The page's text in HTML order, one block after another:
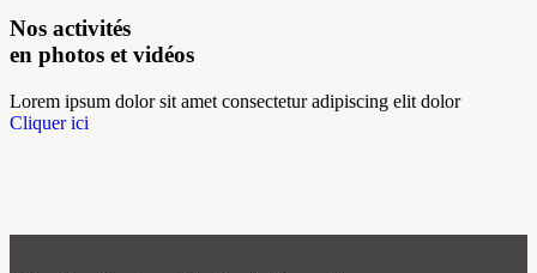
Nos activités
en photos et vidéos
Lorem ipsum dolor sit amet consectetur adipiscing elit dolor
Cliquer ici